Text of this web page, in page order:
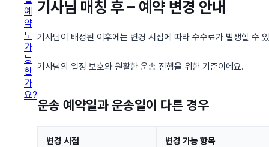
예
약
도
가
능
한
가
요?
기사님 매칭 후 – 예약 변경 안내
기사님이 배정된 이후에는 변경 시점에 따라 수수료가 발생할 수
기사님의 일정 보호와 원활한 운송 진행을 위한 기준이에요.
운송 예약일과 운송일이 다른 경우
변경 시점 변경 가능 항목